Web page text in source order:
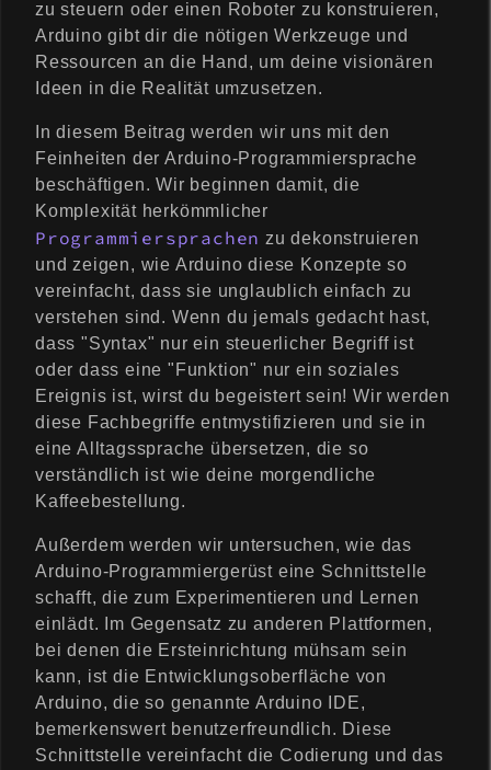
zu steuern oder einen Roboter zu konstruieren,
Arduino gibt dir die nötigen Werkzeuge und
Ressourcen an die Hand, um deine visionären
Ideen in die Realität umzusetzen.
In diesem Beitrag werden wir uns mit den
Feinheiten der Arduino-Programmiersprache
beschäftigen. Wir beginnen damit, die
Komplexität herkömmlicher
Programmiersprachen zu dekonstruieren
und zeigen, wie Arduino diese Konzepte so
vereinfacht, dass sie unglaublich einfach zu
verstehen sind. Wenn du jemals gedacht hast,
dass "Syntax" nur ein steuerlicher Begriff ist
oder dass eine "Funktion" nur ein soziales
Ereignis ist, wirst du begeistert sein! Wir werden
diese Fachbegriffe entmystifizieren und sie in
eine Alltagssprache übersetzen, die so
verständlich ist wie deine morgendliche
Kaffeebestellung.
Außerdem werden wir untersuchen, wie das
Arduino-Programmiergerüst eine Schnittstelle
schafft, die zum Experimentieren und Lernen
einlädt. Im Gegensatz zu anderen Plattformen,
bei denen die Ersteinrichtung mühsam sein
kann, ist die Entwicklungsoberfläche von
Arduino, die so genannte Arduino IDE,
bemerkenswert benutzerfreundlich. Diese
Schnittstelle vereinfacht die Codierung und das